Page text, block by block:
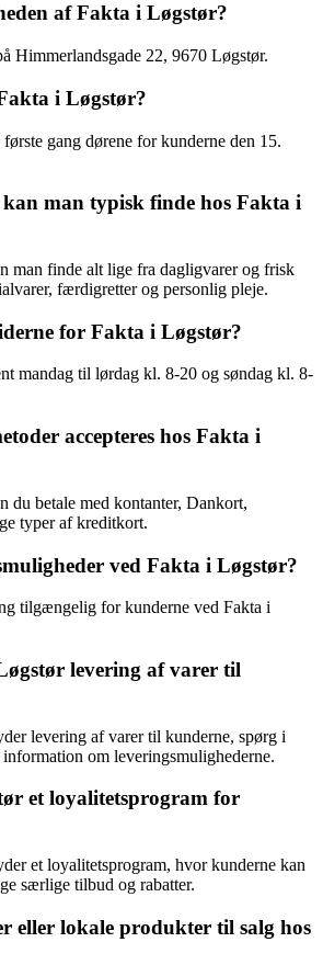
af Fakta i Løgstør?
Himmerlandsgade 22, 9670 Løgstør.
i Løgstør?
gang dørene for kunderne den 15.
man typisk finde hos Fakta i
man finde alt lige fra dagligvarer og frisk
færdigretter og personlig pleje.
for Fakta i Løgstør?
mandag til lørdag kl. 8-20 og søndag kl. 8-
accepteres hos Fakta i
du betale med kontanter, Dankort,
typer af kreditkort.
ved Fakta i Løgstør?
tilgængelig for kunderne ved Fakta i
levering af varer til
levering af varer til kunderne, spørg i
om leveringsmulighederne.
et loyalitetsprogram for
et loyalitetsprogram, hvor kunderne kan
særlige tilbud og rabatter.
eller lokale produkter til salg hos